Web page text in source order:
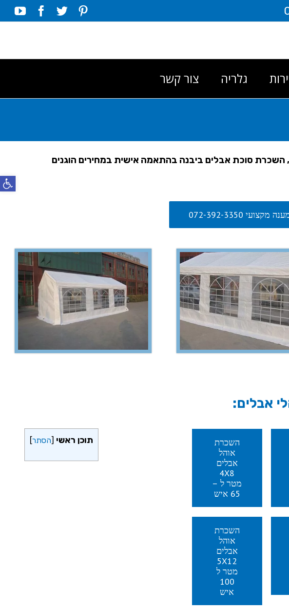
פתח
Pinterest
Twitter
גלריה צור קשר
סוכת אבלים ביבנה בהתאמה אישית במחירים הוגנים
072-392-3350
אבלים:
השכרת
אוהל
אבלים
4X8
מטר ל –
65 איש
השכרת
אוהל
אבלים
5X12
מטר ל
100
איש
תוכן ראשי [הסתר]